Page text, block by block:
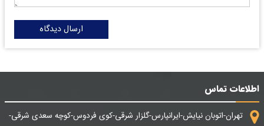
ارسال دیدگاه
اطلاعات تماس
تهران-اتوبان نیایش-ایرانپارس-گلزار شرقی-کوی فردوس-کوچه سعدی شرقی-